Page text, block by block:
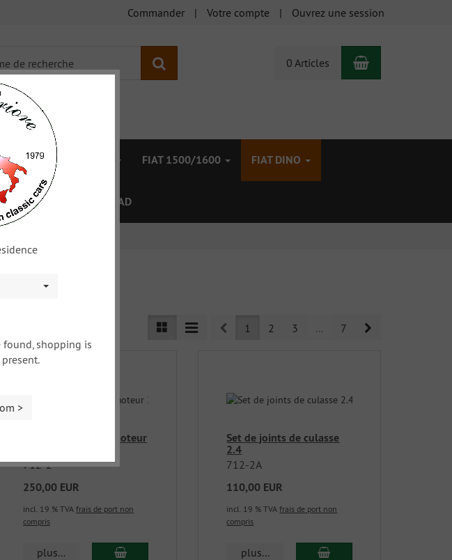
Commander Votre compte Ouvrez une session
0 Articles Panier
FIAT TOPOLINO FIAT 1500/1600 FIAT DINO
XY DOWNLOAD
Prev1 2 3 ... 7 Next
Jeu de joints pour moteur
712-2
250,00 EUR
incl. 19 % TVA frais de port non
compris
plus...
Set de joints de culasse
2.4
712-2A
110,00 EUR
incl. 19 % TVAfrais de port non
compris
plus...
shopping is
>